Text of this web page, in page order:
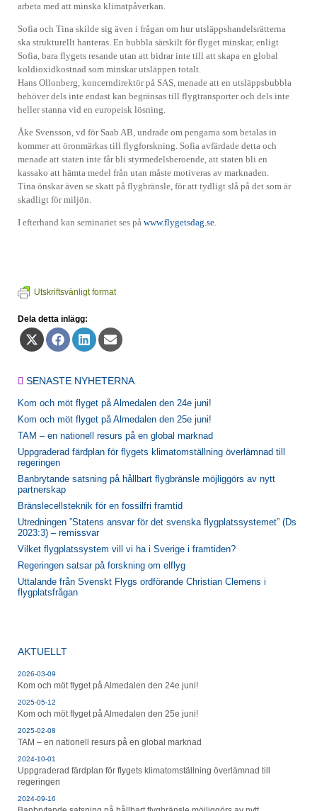
arbeta med att minska klimatpåverkan.
Sofia och Tina skilde sig även i frågan om hur utsläppshandelsrätterna
ska strukturellt hanteras. En bubbla särskilt för flyget minskar, enligt
Sofia, bara flygets resande utan att bidrar inte till att skapa en global
koldioxidkostnad som minskar utsläppen totalt.
Hans Ollonberg, koncerndirektör på SAS, menade att en utsläppsbubbla
behöver dels inte endast kan begränsas till flygtransporter och dels inte
heller stanna vid en europeisk lösning.
Åke Svensson, vd för Saab AB, undrade om pengarna som betalas in
kommer att öronmärkas till flygforskning. Sofia avfärdade detta och
menade att staten inte får bli styrmedelsberoende, att staten bli en
kassako att hämta medel från utan måste motiveras av marknaden.
Tina önskar även se skatt på flygbränsle, för att tydligt slå på det som är
skadligt för miljön.
I efterhand kan seminariet ses på www.flygetsdag.se.
Utskriftsvänligt format
Dela detta inlägg:
Dela
på
Dela
på
Dela
på
Dela
på
SENASTE NYHETERNA
Kom och möt flyget på Almedalen den 24e juni!
Kom och möt flyget på Almedalen den 25e juni!
TAM – en nationell resurs på en global marknad
Uppgraderad färdplan för flygets klimatomställning överlämnad till
regeringen
Banbrytande satsning på hållbart flygbränsle möjliggörs av nytt
partnerskap
Bränslecellsteknik för en fossilfri framtid
Utredningen ”Statens ansvar för det svenska flygplatssystemet” (Ds
2023:3) – remissvar
Vilket flygplatssystem vill vi ha i Sverige i framtiden?
Regeringen satsar på forskning om elflyg
Uttalande från Svenskt Flygs ordförande Christian Clemens i
flygplatsfrågan
AKTUELLT
2026-03-09
Kom och möt flyget på Almedalen den 24e juni!
2025-05-12
Kom och möt flyget på Almedalen den 25e juni!
2025-02-08
TAM – en nationell resurs på en global marknad
2024-10-01
Uppgraderad färdplan för flygets klimatomställning överlämnad till
regeringen
2024-09-16